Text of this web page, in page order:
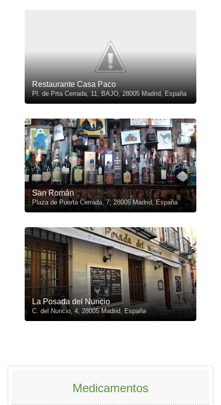
Restaurante Casa Paco
Pl. de Prta Cerrada, 11, BAJO, 28005 Madrid, España
San Román
Plaza de Puerta Cerrada, 7, 28005 Madrid, España
La Posada del Nuncio
C. del Nuncio, 4, 28005 Madrid, España
Medicamentos